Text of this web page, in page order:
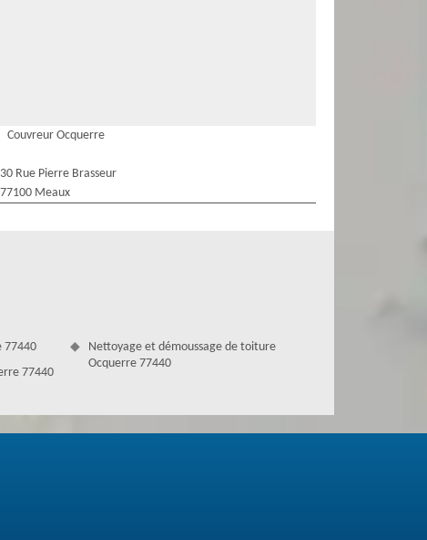
Couvreur Ocquerre
30 Rue Pierre Brasseur
77100 Meaux
77440
77440
Nettoyage et démoussage de toiture
Ocquerre 77440